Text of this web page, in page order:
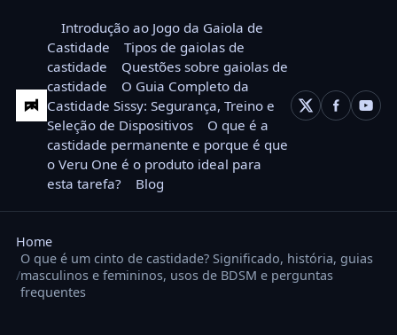
Introdução ao Jogo da Gaiola de
Castidade
Tipos de gaiolas de
castidade
Questões sobre gaiolas de
castidade
O Guia Completo da
Castidade Sissy: Segurança, Treino e
Seleção de Dispositivos
O que é a
castidade permanente e porque é que
o Veru One é o produto ideal para
esta tarefa?
Blog
Home
O que é um cinto de castidade? Significado, história, guias
masculinos e femininos, usos de BDSM e perguntas
frequentes